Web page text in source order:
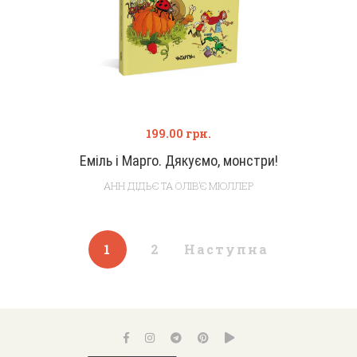
Еміль і Марго. Дякуємо, монстри!
199.00 грн.
АНН ДІДЬЄ ТА ОЛІВ’Є МЮЛЛЕР
1 2 Наступна